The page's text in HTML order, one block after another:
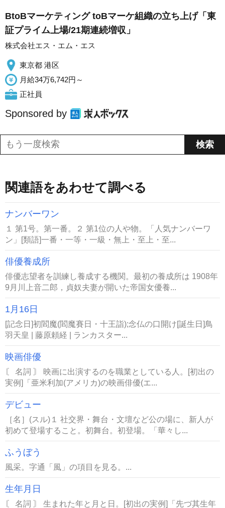
BtoBマーケティング toBマーケ組織の立ち上げ「東
証プライム上場/21期連続増収」
株式会社エス・エム・エス
東京都 港区
月給34万6,742円～
正社員
Sponsored by
関連語をあわせて調べる
ナンバーワン
１ 第1号。第一番。２ 第1位の人や物。「人気ナンバーワ
ン」[類語]一番・一等・一級・無上・至上・至...
俳優養成所
俳優志望者を訓練し養成する機関。最初の養成所は 1908年
9月川上音二郎，貞奴夫妻が開いた帝国女優養...
1月16日
[記念日]初閻魔(閻魔賽日・十王詣);念仏の口開け[誕生日]鳥
羽天皇 | 藤原頼経 | ランカスター...
映画俳優
〘 名詞 〙 映画に出演するのを職業としている人。[初出の
実例]「亜米利加(アメリカ)の映画俳優(エ...
デビュー
［名］(スル)１ 社交界・舞台・文壇など公の場に、新人が
初めて登場すること。初舞台。初登場。「華々し...
ふうぼう
風采。字通「風」の項目を見る。...
生年月日
〘 名詞 〙 生まれた年と月と日。[初出の実例]「先づ其生年